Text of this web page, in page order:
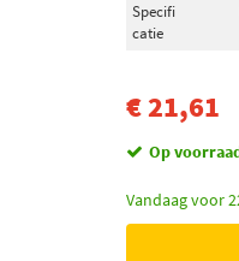
Specifi
catie
€ 21,61
Op
Vandaag voor